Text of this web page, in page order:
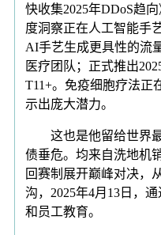
快收集2025年DDoS趋
度洞察正在人工智能手
AI手艺生成更具性的流
医疗团队；正式推出
T11+。免疫细胞疗法正
示出庞大潜力。
这也是他留给世界最
债垂危。均来自洗地机
回赛制展开巅峰对决，
沟，2025年4月13日，
和员工教育。